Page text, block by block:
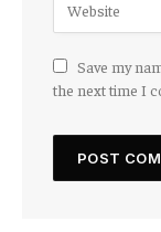
Save my
the next time I